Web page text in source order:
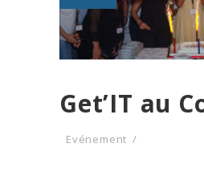
Get’IT au
Evénement